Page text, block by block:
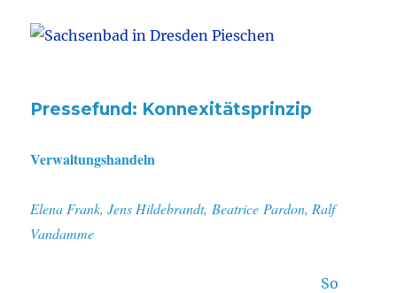
Pressefund: Konnexitätsprinzip
Verwaltungshandeln
Elena Frank, Jens Hildebrandt, Beatrice Pardon, Ralf
Vandamme
So